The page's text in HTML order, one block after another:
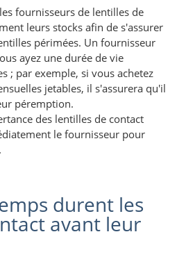
fournisseurs de lentilles de
leurs stocks afin de s'assurer
périmées. Un fournisseur
ayez une durée de vie
; par exemple, si vous achetez
jetables, il s'assurera qu'il
péremption.
des lentilles de contact
le fournisseur pour
durent les
avant leur